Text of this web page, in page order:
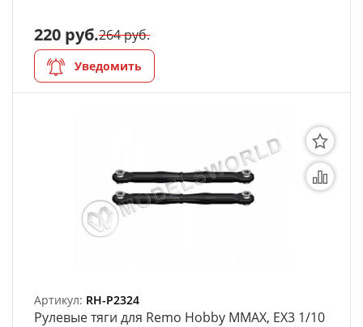
220 руб.264 руб.
Уведомить
Артикул: RH-P2324
Рулевые тяги для Remo Hobby MMAX, EX3 1/10